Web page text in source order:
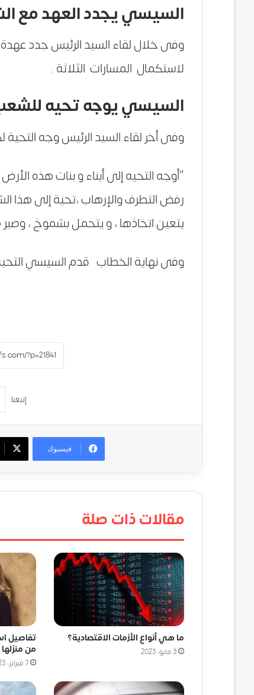
السيسي يجدد العهد مع
وفى خلال لقاء السيد الرئيس جدد
لاستكمال المسارات الثلاثة .
السيسي يوجه تحيه
وفى أخر لقاء السيد الرئيس وجه
“أوجه التحيه إلى أبناء و بنات هذه
رفض التطرف والإرهاب ،تحية إلى هذا
يتعين اتخاذها ، و يتحمل بشموخ ،
وفى نهاية الخطاب قدم السيسي التحية
إتبعنا
فيسبوك
مقالات ذات صلة
ما هي أنواع الأزمات الاقتصادية؟
3 مايو، 2023
تفاصيل
من منزلها
7 فبراير، 2023